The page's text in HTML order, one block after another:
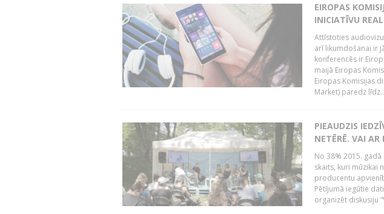
EIROPAS
INICIATĪVU
Attīstoties
arī likumdošanai ir
konferencēs ir
maijā Eiropas
Eiropas Komisijas
Market) paredz
PIEAUDZIS
NETĒRĒ. VAI
No 38% 2015.
skaits, kuri mūzikai
producentu
Pētījumā iegūtie
organizēt diskusiju